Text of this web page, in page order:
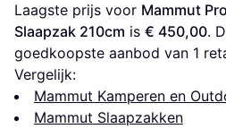
Laagste prijs voor Mammut
Slaapzak 210cm is € 450,00.
goedkoopste aanbod van 1
Vergelijk:
Mammut Kamperen en
Mammut Slaapzakken